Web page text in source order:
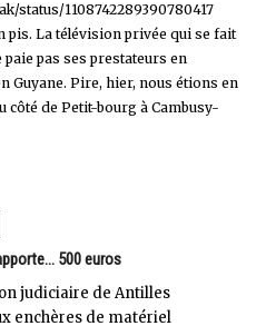
status/1108742289390780417
pis. La télévision privée qui se fait
paie pas ses prestateurs en
Guyane. Pire, hier, nous étions en
côté de Petit-bourg à Cambusy-
500 euros
judiciaire de Antilles
enchères de matériel